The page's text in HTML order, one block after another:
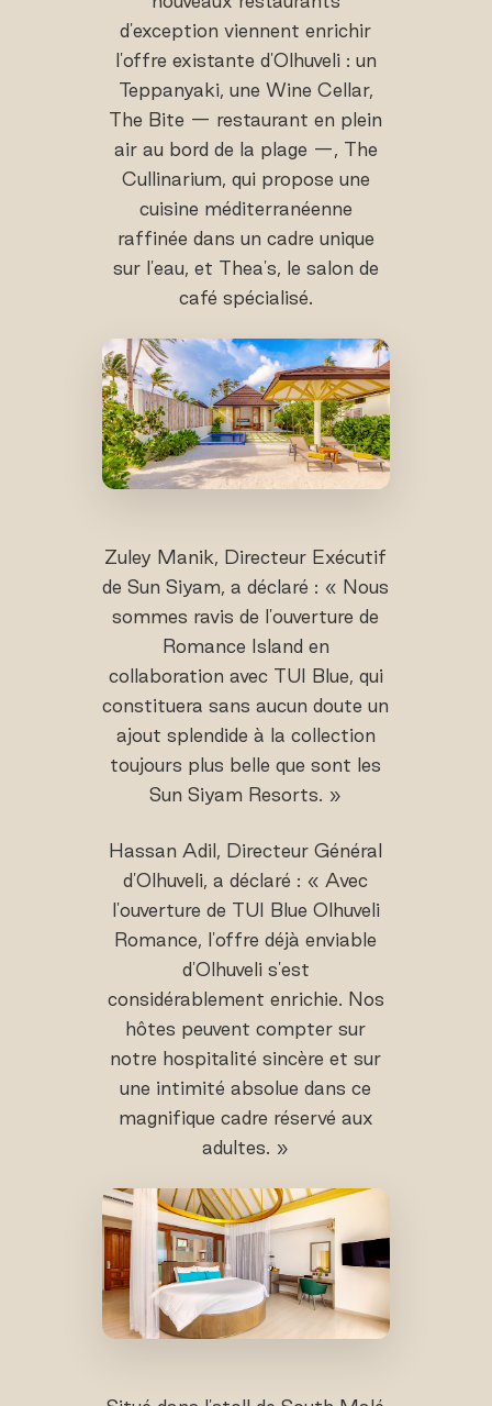
d'exception viennent enrichir
l'offre existante d'Olhuveli : un
Teppanyaki, une Wine Cellar,
The Bite — restaurant en plein
air au bord de la plage —, The
Cullinarium, qui propose une
cuisine méditerranéenne
raffinée dans un cadre unique
sur l'eau, et Thea's, le salon de
café spécialisé.
Zuley Manik, Directeur Exécutif
de Sun Siyam, a déclaré : « Nous
sommes ravis de l'ouverture de
Romance Island en
collaboration avec TUI Blue, qui
constituera sans aucun doute un
ajout splendide à la collection
toujours plus belle que sont les
Sun Siyam Resorts. »
Hassan Adil, Directeur Général
d'Olhuveli, a déclaré : « Avec
l'ouverture de TUI Blue Olhuveli
Romance, l'offre déjà enviable
d'Olhuveli s'est
considérablement enrichie. Nos
hôtes peuvent compter sur
notre hospitalité sincère et sur
une intimité absolue dans ce
magnifique cadre réservé aux
adultes. »